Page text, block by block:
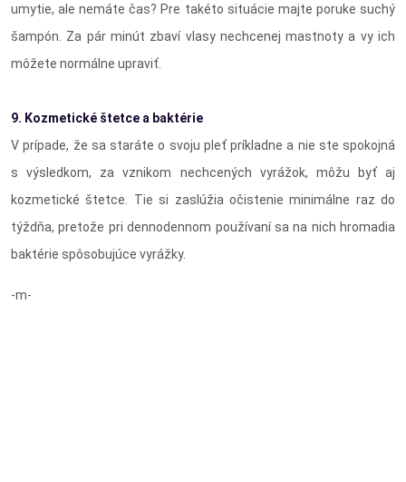
umytie, ale nemáte čas? Pre takéto situácie majte poruke suchý
šampón. Za pár minút zbaví vlasy nechcenej mastnoty a vy ich
môžete normálne upraviť.
9. Kozmetické štetce a baktérie
V prípade, že sa staráte o svoju pleť príkladne a nie ste spokojná
s výsledkom, za vznikom nechcených vyrážok, môžu byť aj
kozmetické štetce. Tie si zaslúžia očistenie minimálne raz do
týždňa, pretože pri dennodennom používaní sa na nich hromadia
baktérie spôsobujúce vyrážky.
-m-